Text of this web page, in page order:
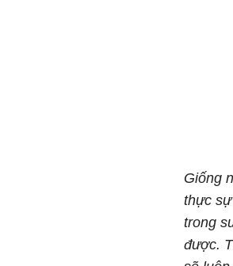
Giống
thực
trong
được.